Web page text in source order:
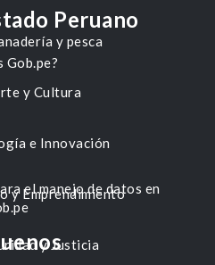
y pesca
y Cultura
e Innovación
y Emprendimiento
y Justicia
Peruano
Gob.pe?
el manejo de datos en